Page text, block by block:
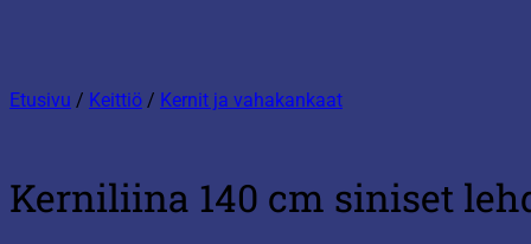
Etusivu / Keittiö / Kernit ja vahakankaat
Kerniliina 140 cm siniset